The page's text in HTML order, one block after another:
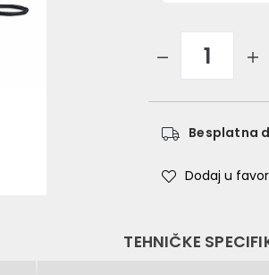
Besplatna
Dodaj u
TEHNIČKE